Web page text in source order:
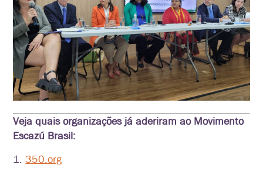
Veja quais organizações já aderiram ao Movimento
Escazú Brasil:
1.350.org